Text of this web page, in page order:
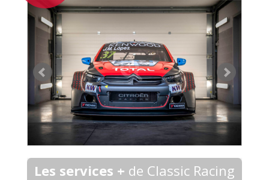
Les services + de Classic Racing